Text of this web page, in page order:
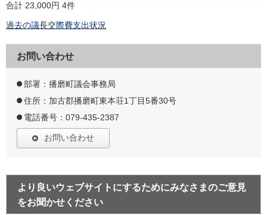
合計 23,000円 4件
過去の議長交際費支出状況
お問い合わせ
部署：播磨町議会事務局
住所：加古郡播磨町東本荘1丁目5番30号
電話番号：079-435-2387
お問い合わせ
より良いウェブサイトにするためにみなさまのご意見
をお聞かせください